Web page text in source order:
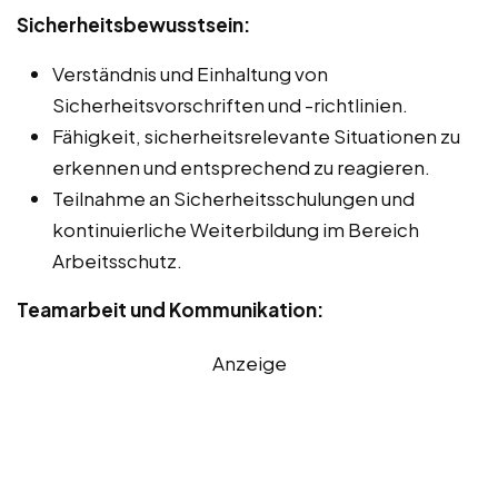
Sicherheitsbewusstsein:
Verständnis und Einhaltung von
Sicherheitsvorschriften und -richtlinien.
Fähigkeit, sicherheitsrelevante Situationen zu
erkennen und entsprechend zu reagieren.
Teilnahme an Sicherheitsschulungen und
kontinuierliche Weiterbildung im Bereich
Arbeitsschutz.
Teamarbeit und Kommunikation:
Anzeige